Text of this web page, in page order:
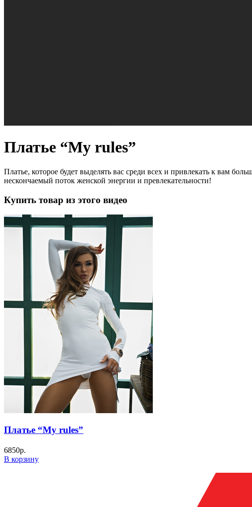
Платье “My rules”
Платье, которое будет выделять вас среди всех и привлекать к вам
нескончаемый поток женской энергии и превлекательности!
Купить товар из этого видео
Платье “My rules”
6850р.
В корзину